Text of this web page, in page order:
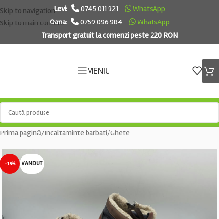
Skip to navigation
Skip to main content
Levi: 0745 011 921
WhatsApp
Oana:
0759 096 984
WhatsApp
Transport gratuit la comenzi peste 220 RON
MENIU
Prima pagină/Incaltaminte barbati/Ghete
-15% VANDUT